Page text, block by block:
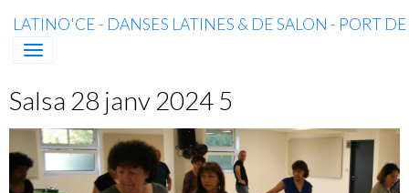
LATINO'CE - DANSES LATINES & DE SALON - PORT
Salsa 28 janv 2024 5